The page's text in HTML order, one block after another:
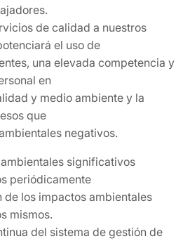
de calidad a nuestros
el uso de
una elevada competencia y
en
y medio ambiente y la
que
negativos.
significativos
periódicamente
los impactos ambientales
mismos.
del sistema de gestión de